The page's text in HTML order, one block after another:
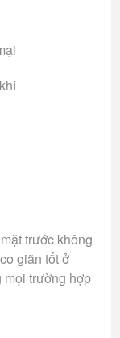
trước không
giãn tốt ở
mọi trường hợp